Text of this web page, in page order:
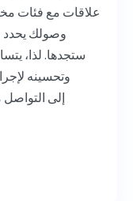
علاقات مع فئات
وصولك يحدد
ستجدها. لذا،
وتحسينه